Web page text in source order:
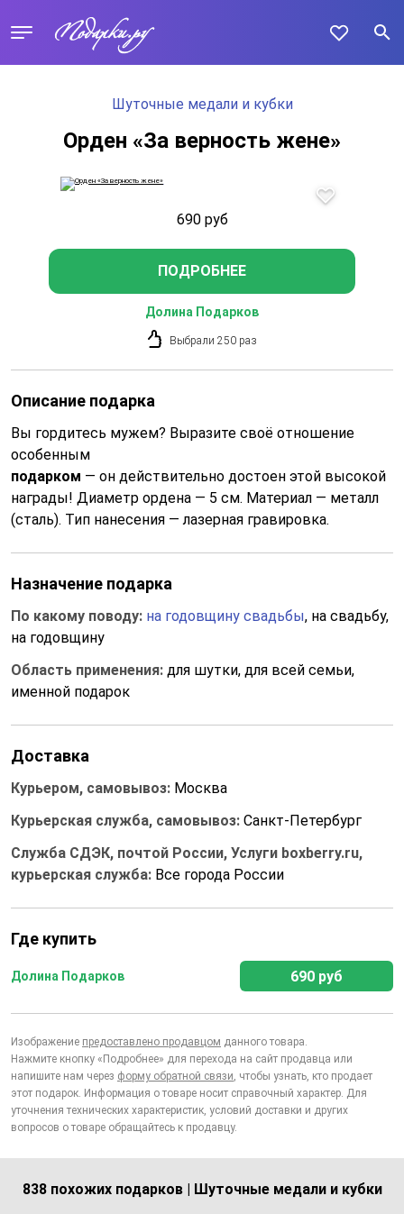
Шуточные медали и кубки
Орден «За верность жене»
690 руб
ПОДРОБНЕЕ
Долина Подарков
Выбрали 250 раз
Описание подарка
Вы гордитесь мужем? Выразите своё отношение
особенным
подарком — он действительно достоен этой высокой
награды! Диаметр ордена — 5 см. Материал — металл
(сталь). Тип нанесения — лазерная гравировка.
Назначение подарка
По какому поводу: на годовщину свадьбы, на свадьбу,
на годовщину
Область применения: для шутки, для всей семьи,
именной подарок
Доставка
Курьером, самовывоз: Москва
Курьерская служба, самовывоз: Санкт-Петербург
Служба СДЭК, почтой России, Услуги boxberry.ru,
курьерская служба: Все города России
Где купить
Долина Подарков 690 руб
Изображение предоставлено продавцом данного товара.
Нажмите кнопку «Подробнее» для перехода на сайт продавца или
напишите нам через форму обратной связи, чтобы узнать, кто продает
этот подарок. Информация о товаре носит справочный характер. Для
уточнения технических характеристик, условий доставки и других
вопросов о товаре обращайтесь к продавцу.
838 похожих подарков | Шуточные медали и кубки